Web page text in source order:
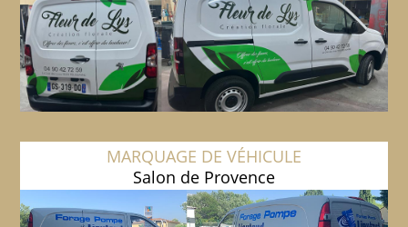
MARQUAGE DE VÉHICULE
Salon de Provence